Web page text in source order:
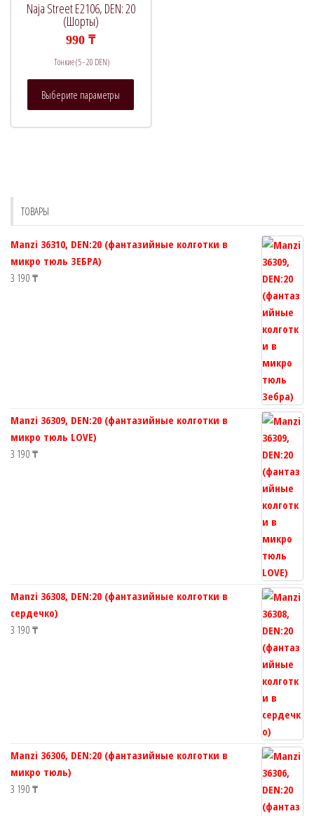
Категории товаров
Метки товаров
Naja Street E2106, DEN: 20
(Шорты)
990₸
Тонкие (5 - 20 DEN)
Выберите параметры
товара.
ТОВАРЫ
Manzi 36310, DEN:20 (фантазийные колготки в
микро тюль ЗЕБРА)
3 190 ₸
Manzi 36309, DEN:20 (фантазийные колготки в
микро тюль LOVE)
3 190 ₸
Manzi 36308, DEN:20 (фантазийные колготки в
сердечко)
3 190 ₸
Manzi 36306, DEN:20 (фантазийные колготки в
микро тюль)
3 190 ₸